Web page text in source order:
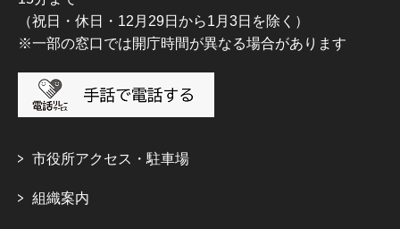
（祝日・休日・12月29日から1月3日を除く）
※一部の窓口では開庁時間が異なる場合があります
市役所アクセス・駐車場
組織案内